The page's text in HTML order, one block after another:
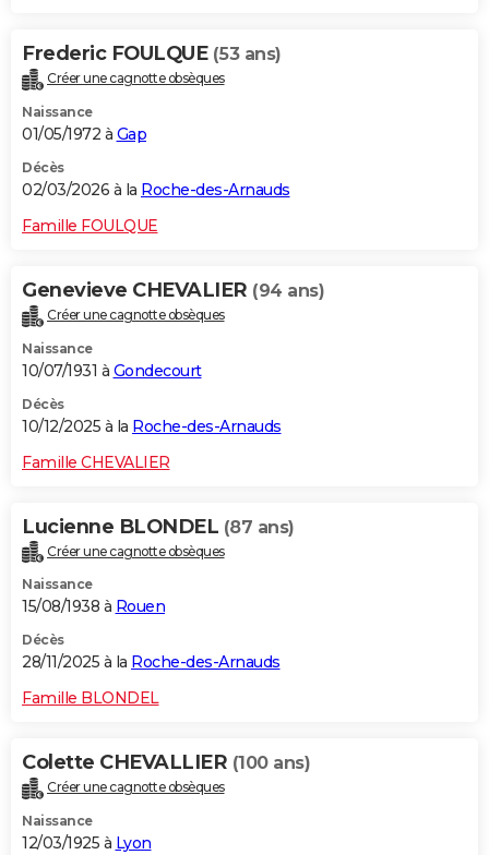
Frederic FOULQUE (53 ans)
Créer une cagnotte obsèques
Naissance
01/05/1972 à Gap
Décès
02/03/2026 à la Roche-des-Arnauds
Famille FOULQUE
Genevieve CHEVALIER (94 ans)
Créer une cagnotte obsèques
Naissance
10/07/1931 à Gondecourt
Décès
10/12/2025 à la Roche-des-Arnauds
Famille CHEVALIER
Lucienne BLONDEL (87 ans)
Créer une cagnotte obsèques
Naissance
15/08/1938 à Rouen
Décès
28/11/2025 à la Roche-des-Arnauds
Famille BLONDEL
Colette CHEVALLIER (100 ans)
Créer une cagnotte obsèques
Naissance
12/03/1925 à Lyon